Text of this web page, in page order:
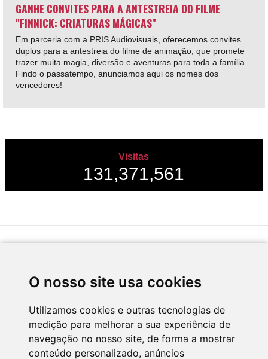
O nosso site usa cookies
Utilizamos cookies e outras tecnologias de
medição para melhorar a sua experiência de
navegação no nosso site, de forma a mostrar
conteúdo personalizado, anúncios
GANHE CONVITES PARA A ANTESTREIA DO FILME
"FINNICK: CRIATURAS MÁGICAS"
Em parceria com a PRIS Audiovisuais, oferecemos convites
duplos para a antestreia do filme de animação, que promete
trazer muita magia, diversão e aventuras para toda a família.
Findo o passatempo, anunciamos aqui os nomes dos
vencedores!
Visitas
131,371,561